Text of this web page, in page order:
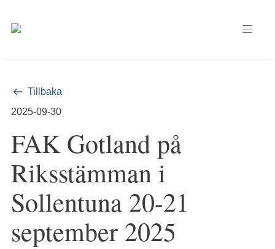
Tillbaka
2025-09-30
FAK Gotland på
Riksstämman i
Sollentuna 20-21
september 2025